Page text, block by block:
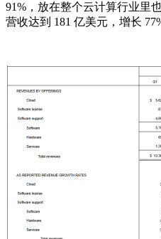
91%，放在整个云计算行业里
营收达到 181 亿美元，增长